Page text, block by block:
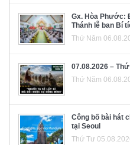
Gx. Hòa Phước:
Thánh lễ ban Bí
Thứ Năm
07.08.2026 –
Thứ Năm
Công bố bài hát
tại Seoul
Thứ Tư